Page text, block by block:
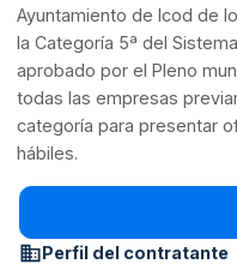
Ayuntamiento de Icod de
la Categoría 5ª del
aprobado por el Pleno
todas las empresas
categoría para presentar
hábiles.
Perfil del contratante